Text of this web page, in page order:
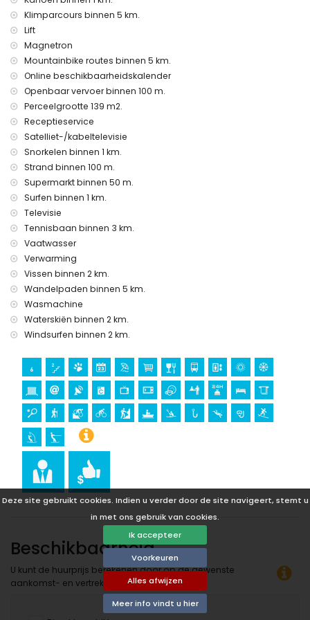
Deze site gebruikt cookies. Indien u verder door de site navigeert, stemt u
in met ons gebruik van cookies.
Ik accepteer
Voorkeuren
Alles afwijzen
Meer info vindt u hier
internet (WiFi)
bedlinnen en handdoeken
receptiedienst en 24-uurs noodservice
Faciliteiten en diensten tegen extra kosten
extra bed en kinderbed/ledikant (op aanvraag)
Vermaak en recreatieve activiteiten voor uw vakantie in
Jávea, Costa Blanca
bar, boulevard (Paseo Marítimo en Jávea) (binnen 500
meter van het huis)
theater en discotheek (binnen 5 kilometer van het huis)
Bezienswaardigheden en cultuur in Jávea, Costa Blanca
museum (Histórico de Jávea), kerk (San Bartolomé, Jávea),
ruïne (Molinos de Viento, Jávea), monument (Pueblo
Histórico, Jávea), architectonisch gebouw (Histórico de
Jávea), historische plaats (Pueblo Histórico en Jávea)
(binnen 5 kilometer van de accommodatie)
de accommodatie)
fietsen, kanoën, kajakken, snorkelen en surfen (binnen 1000
meter van het appartement)
tennis, wandelen, mountainbiken, klimmen, vissen, duiken,
windsurfen en waterskiën (binnen 5 kilometer van het
appartement)
golfen en paardrijden (binnen 10 kilometer van het
appartement)
Klimparcours binnen 5 km.
Lift
Magnetron
Mountainbike routes binnen 5 km.
Online beschikbaarheidskalender
Openbaar vervoer binnen 100 m.
Perceelgrootte 139 m2.
Receptieservice
Satelliet-/kabeltelevisie
Snorkelen binnen 1 km.
Strand binnen 100 m.
Supermarkt binnen 50 m.
Surfen binnen 1 km.
Televisie
Tennisbaan binnen 3 km.
Vaatwasser
Verwarming
Vissen binnen 2 km.
Wandelpaden binnen 5 km.
Wasmachine
Waterskiën binnen 2 km.
Windsurfen binnen 2 km.
Beschikbaarheid
U kunt de huurprijs berekenen door op de gewenste
aankomst- en vertrekdatum te klikken!